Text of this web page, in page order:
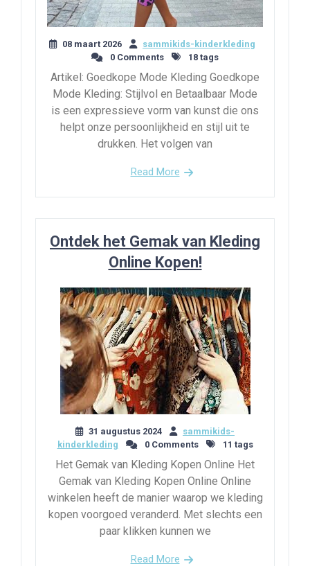
08 maart 2026
sammikids-kinderkleding
0 Comments
18 tags
Artikel: Goedkope Mode Kleding Goedkope
Mode Kleding: Stijlvol en Betaalbaar Mode
is een expressieve vorm van kunst die ons
helpt onze persoonlijkheid en stijl uit te
drukken. Het volgen van
Read More
Ontdek het Gemak van Kleding
Online Kopen!
31 augustus 2024
sammikids-
kinderkleding
0 Comments 11 tags
Het Gemak van Kleding Kopen Online Het
Gemak van Kleding Kopen Online Online
winkelen heeft de manier waarop we kleding
kopen voorgoed veranderd. Met slechts een
paar klikken kunnen we
Read More